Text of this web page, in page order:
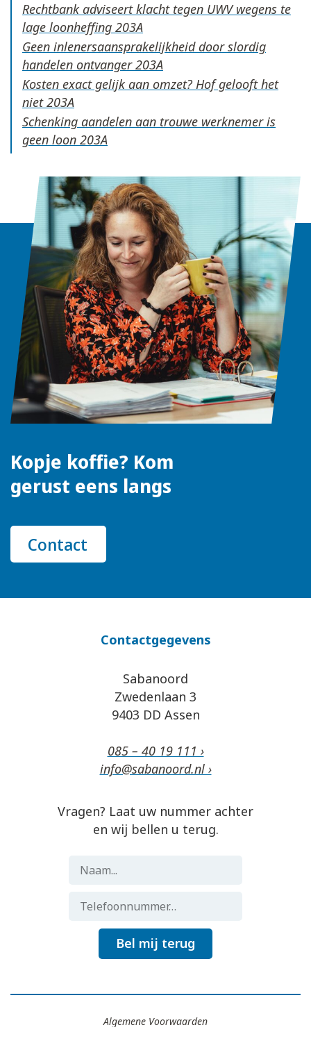
Rechtbank adviseert klacht tegen UWV wegens te
lage loonheffing
Geen inlenersaansprakelijkheid door slordig
handelen ontvanger
Kosten exact gelijk aan omzet? Hof gelooft het
niet
Schenking aandelen aan trouwe werknemer is
geen loon
Kopje koffie? Kom
gerust eens langs
Contact
Contactgegevens
Sabanoord
Zwedenlaan 3
9403 DD Assen
085 – 40 19 111 ›
info@sabanoord.nl ›
Vragen? Laat uw nummer achter
en wij bellen u terug.
Bel mij terug
Algemene Voorwaarden